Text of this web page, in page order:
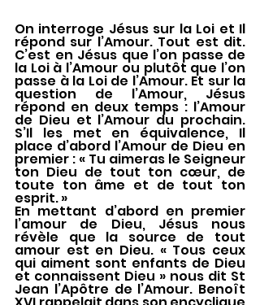
On interroge Jésus sur la Loi et Il
répond sur l’Amour. Tout est dit.
C’est en Jésus que l’on passe de
la Loi à l’Amour ou plutôt que l’on
passe à la Loi de l’Amour. Et sur la
question de l’Amour, Jésus
répond en deux temps : l’Amour
de Dieu et l’Amour du prochain.
S’Il les met en équivalence, Il
place d’abord l’Amour de Dieu en
premier : « Tu aimeras le Seigneur
ton Dieu de tout ton cœur, de
toute ton âme et de tout ton
esprit. »
En mettant d’abord en premier
l’amour de Dieu, Jésus nous
révèle que la source de tout
amour est en Dieu. « Tous ceux
qui aiment sont enfants de Dieu
et connaissent Dieu » nous dit St
Jean l’Apôtre de l’Amour. Benoît